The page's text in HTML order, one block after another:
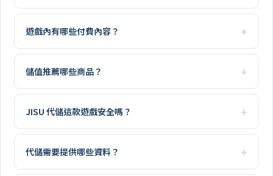
遊戲內有哪些付費內容？
儲值推薦哪些商品？
JISU 代儲這款遊戲安全嗎？
代儲需要提供哪些資料？